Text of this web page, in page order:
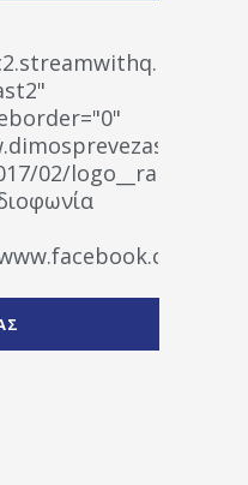
wp-
02/
artist="" ]